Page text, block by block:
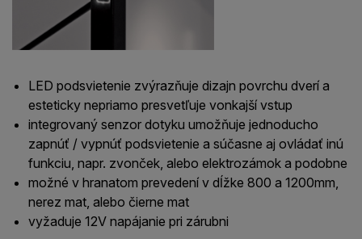
LED podsvietenie zvýrazňuje dizajn povrchu dverí a
esteticky nepriamo presvetľuje vonkajší vstup
integrovaný senzor dotyku umožňuje jednoducho
zapnúť / vypnúť podsvietenie a súčasne aj ovládať inú
funkciu, napr. zvonček, alebo elektrozámok a podobne
možné v hranatom prevedení v dĺžke 800 a 1200mm,
nerez mat, alebo čierne mat
vyžaduje 12V napájanie pri zárubni